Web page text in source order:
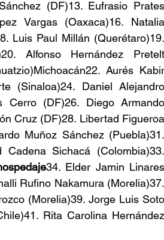
(DF)13. Eufrasio Prates
Vargas (Oaxaca)16. Natalia
Luis Paul Millán (Querétaro)19.
Alfonso Hernández Pretelt
Aurés Kabir
(Sinaloa)24. Daniel Alejandro
Cerro (DF)26. Diego Armando
Cruz (DF)28. Libertad Figueroa
Muñoz Sánchez (Puebla)31.
Sichacá (Colombia)33.
34. Elder Jamin Linares
Rufino Nakamura (Morelia)37.
(Morelia)39. Jorge Luis Soto
Rita Carolina Hernández